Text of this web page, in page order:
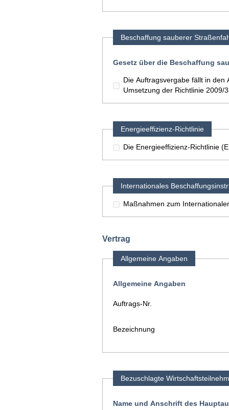
Beschaffung sauberer
Gesetz über die Beschaffung
Die Auftragsvergabe fällt in
Umsetzung der Richtlinie 2009/
Energieeffizienz-Richtlinie
Die Energieeffizienz-Richtlinie
Internationales
Maßnahmen zum
Vertrag
Allgemeine Angaben
Allgemeine Angaben
Auftrags-Nr.
Bezeichnung
Bezuschlagte
Name und Anschrift des